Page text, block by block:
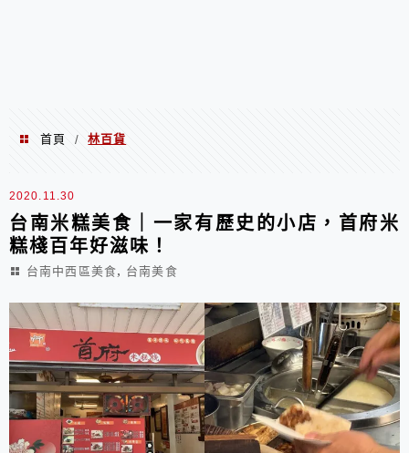
首頁 / 林百貨
林百貨
2020.11.30
台南米糕美食｜一家有歷史的小店，首府米
糕棧百年好滋味！
台南中西區美食, 台南美食